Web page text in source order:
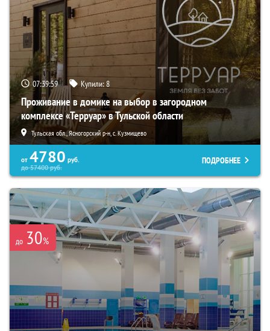
07:39:57 Купили:8
Проживание в домике на выбор в загородном
комплексе «Терруар» в Тульской области
Тульская обл., Ясногорский р-н, с. Кузмищево
от 4780 руб.
до57400руб.
ПОДРОБНЕЕ
до 30%